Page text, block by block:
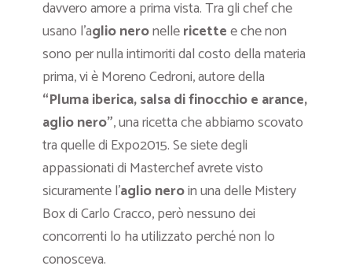
davvero amore a prima vista. Tra gli chef che
usano l’aglio neronellericettee che non
sono per nulla intimoriti dal costo della materia
prima, vi è Moreno Cedroni, autore della
“Pluma iberica, salsa di finocchio e arance,
aglio nero”, una ricetta che abbiamo scovato
tra quelle di Expo2015. Se siete degli
appassionati di Masterchef avrete visto
sicuramente l’aglio neroin una delle Mistery
Box di Carlo Cracco, però nessuno dei
concorrenti lo ha utilizzato perché non lo
conosceva.